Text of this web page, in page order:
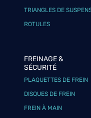
TRIANGLES DE
ROTULES
FREINAGE &
SÉCURITÉ
PLAQUETTES DE FREIN
DISQUES DE FREIN
FREIN À MAIN